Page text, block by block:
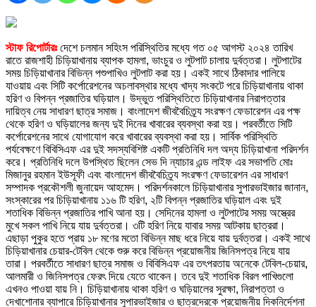
স্টাফ রিপোর্টারঃদেশে চলমান সহিংস পরিস্থিতির মধ্যে গত ০৫ আগস্ট ২০২৪ তারিখ
রাতে রাজশাহী চিড়িয়াখানায় ব্যাপক হামলা, ভাংচুর ও লুটপাট চালায় দুর্বত্তরা। লুটপাটের
সময় চিড়িয়াখানার বিভিন্ন পশুপাখিও লুটপাট করা হয়। একই সাথে ঠিকাদার পালিয়ে
যাওয়ায় এবং সিটি কর্পোরেশনের অচলাবস্থার মধ্যে খাদ্য সংকটে পরে চিড়িয়াখানায় থাকা
হরিণ ও বিপন্ন প্রজাতির ঘড়িয়াল। উদ্ভুত পরিস্থিতিতে চিড়িয়াখানার নিরাপত্তার
দায়িত্ব নেয় সাধারণ ছাত্র সমাজ। বাংলাদেশ জীববৈচিত্র্য সংরক্ষণ ফেডারেশন এর পক্ষ
থেকে হরিণ ও ঘড়িয়ালের জন্য দুই দিনের খাবারের ব্যবস্থা করা হয়। পরবর্তীতে সিটি
কর্পোরেশনের সাথে যোগাযোগ করে খাবারের ব্যবস্থা করা হয়। সার্বিক পরিস্থিতি
পর্যবেক্ষণে বিবিসিএফ এর দুই সদস্যবিশিষ্ট একটি প্রতিনিধি দল অদ্য চিড়িয়াখানা পরিদর্শন
করে। প্রতিনিধি দলে উপস্থিত ছিলেন সেভ দি ন্যাচার এন্ড লাইফ এর সভাপতি মোঃ
মিজানুর রহমান ইউসূফী এবং বাংলাদেশ জীববৈচিত্র্য সংরক্ষণ ফেডারেশন এর সাধারণ
সম্পাদক প্রকৌশলী জুনায়েদ আহমেদ। পরিদর্শনকালে চিড়িয়াখানার সুপারভাইজার জানান,
সংস্কারের পর চিড়িয়াখানায় ১১৬ টি হরিণ, ২টি বিপন্ন প্রজাতির ঘড়িয়াল এবং দুই
শতাধিক বিভিন্ন প্রজাতির পাখি আনা হয়। সেদিনের হামলা ও লুটপাটের সময় অস্ত্রের
মুখে সকল পাখি নিয়ে যায় দুর্বত্তরা। ৩টি হরিণ নিয়ে যাবার সময় আটকায় ছাত্ররা।
এছাড়া পুকুর হতে প্রায় ১৮ মণের মতো বিভিন্ন মাছ ধরে নিয়ে যায় দুর্বত্তরা। একই সাথে
চিড়িয়াখানার চেয়ার-টেবিল থেকে শুরু করে বিভিন্ন প্রয়োজনীয় জিনিসপত্র নিয়ে যায়
তারা। পরবর্তীতে সাধারণ ছাত্র সমাজ ও বিবিসিএফ এর তৎপরতায় অনেকে টেবিল-চেয়ার,
আলমারী ও জিনিসপত্র ফেরৎ দিয়ে যেতে থাকেন। তবে দুই শতাধিক বিরল পাখিগুলো
এখনও পাওয়া যায় নি। চিড়িয়াখানায় থাকা হরিণ ও ঘড়িয়ালের সুরক্ষা, নিরাপত্তা ও
দেখাশোনার ব্যাপারে চিড়িয়াখানার সুপারভাইজার ও ছাত্রদেরকে প্রয়োজনীয় দিকনির্দেশনা